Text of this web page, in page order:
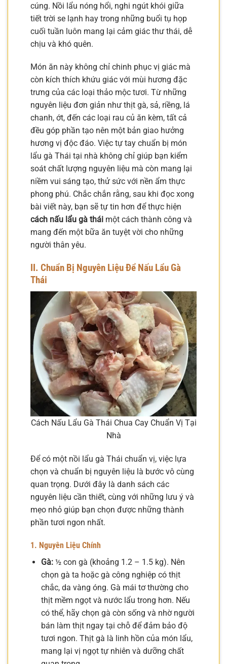
cúng. Nồi lẩu nóng hổi, nghi ngút khói giữa
tiết trời se lạnh hay trong những buổi tụ họp
cuối tuần luôn mang lại cảm giác thư thái, dễ
chịu và khó quên.
Món ăn này không chỉ chinh phục vị giác mà
còn kích thích khứu giác với mùi hương đặc
trưng của các loại thảo mộc tươi. Từ những
nguyên liệu đơn giản như thịt gà, sả, riềng, lá
chanh, ớt, đến các loại rau củ ăn kèm, tất cả
đều góp phần tạo nên một bản giao hưởng
hương vị độc đáo. Việc tự tay chuẩn bị món
lẩu gà Thái tại nhà không chỉ giúp bạn kiểm
soát chất lượng nguyên liệu mà còn mang lại
niềm vui sáng tạo, thử sức với nền ẩm thực
phong phú. Chắc chắn rằng, sau khi đọc xong
bài viết này, bạn sẽ tự tin hơn để thực hiện
cách nấu lẩu gà thái một cách thành công và
mang đến một bữa ăn tuyệt vời cho những
người thân yêu.
II. Chuẩn Bị Nguyên Liệu Để Nấu Lẩu Gà
Thái
Cách Nấu Lẩu Gà Thái Chua Cay Chuẩn Vị Tại
Nhà
Để có một nồi lẩu gà Thái chuẩn vị, việc lựa
chọn và chuẩn bị nguyên liệu là bước vô cùng
quan trọng. Dưới đây là danh sách các
nguyên liệu cần thiết, cùng với những lưu ý và
mẹo nhỏ giúp bạn chọn được những thành
phần tươi ngon nhất.
1. Nguyên Liệu Chính
Gà:½ con gà (khoảng 1.2 – 1.5 kg). Nên
chọn gà ta hoặc gà công nghiệp có thịt
chắc, da vàng óng. Gà mái tơ thường cho
thịt mềm ngọt và nước lẩu trong hơn. Nếu
có thể, hãy chọn gà còn sống và nhờ người
bán làm thịt ngay tại chỗ để đảm bảo độ
tươi ngon. Thịt gà là linh hồn của món lẩu,
mang lại vị ngọt tự nhiên và dưỡng chất